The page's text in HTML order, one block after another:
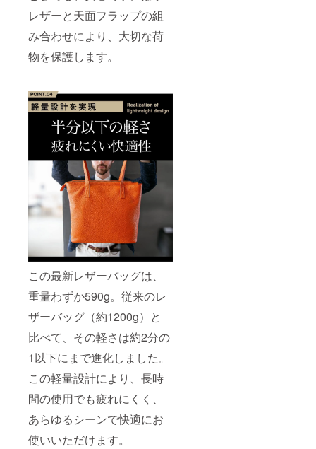
レザーと天面フラップの組
み合わせにより、大切な荷
物を保護します。
この最新レザーバッグは、
重量わずか590g。従来のレ
ザーバッグ（約1200g）と
比べて、その軽さは約2分の
1以下にまで進化しました。
この軽量設計により、長時
間の使用でも疲れにくく、
あらゆるシーンで快適にお
使いいただけます。